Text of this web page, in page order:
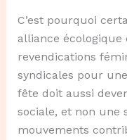
C’est pourquoi
alliance écologique
revendications
syndicales pour
fête doit aussi
sociale, et non une
mouvements